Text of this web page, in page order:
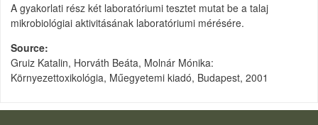
A gyakorlati rész két laboratóriumi tesztet mutat be a talaj
mikrobiológiai aktivitásának laboratóriumi mérésére.
Source
Gruiz Katalin, Horváth Beáta, Molnár Mónika:
Környezettoxikológia, Műegyetemi kiadó, Budapest, 2001